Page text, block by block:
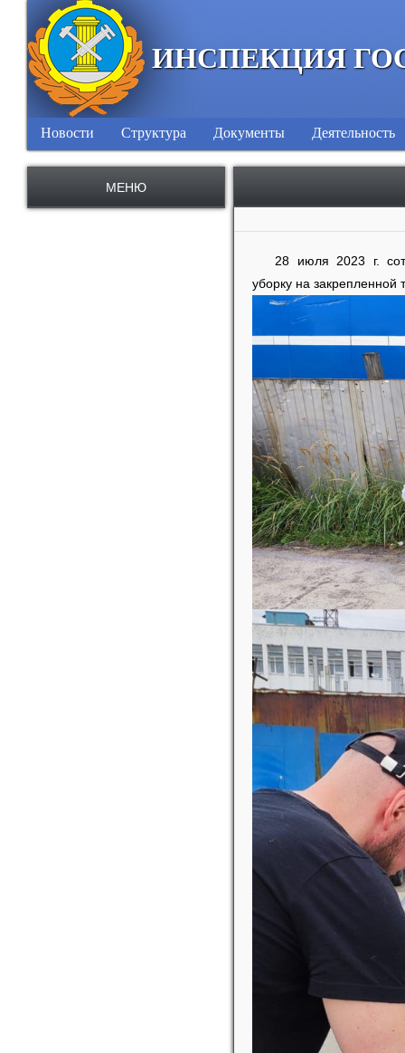
ИНСПЕКЦИЯ
Новости Структура Документы Деятельность
МЕНЮ
28 июля 2023 г.
уборку на закрепленной